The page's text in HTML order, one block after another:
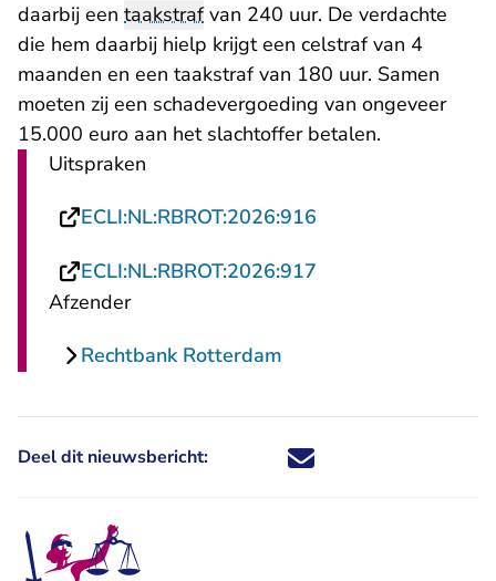
daarbij een taakstrafvan 240 uur. De verdachte
die hem daarbij hielp krijgt een celstraf van 4
maanden en een taakstraf van 180 uur. Samen
moeten zij een schadevergoeding van ongeveer
15.000 euro aan het slachtoffer betalen.
Uitspraken
ECLI:NL:RBROT:2026:916
ECLI:NL:RBROT:2026:917
Afzender
Rechtbank Rotterdam
Deel dit nieuwsbericht: Deel dit nieuwsbericht via X -
Deel dit nieuwsbericht via
Deel dit nieuwsbericht
Deel dit